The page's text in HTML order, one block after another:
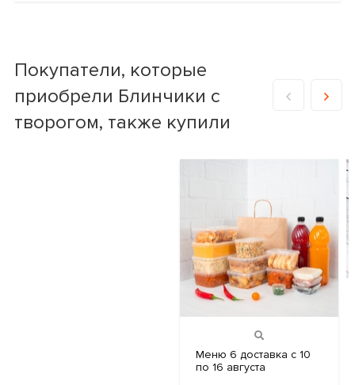
Покупатели, которые
приобрели Блинчики с
творогом, также купили
Меню 6 доставка с 10
по 16 августа